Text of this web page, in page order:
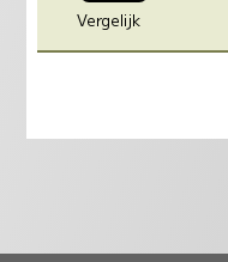
Vergelijk